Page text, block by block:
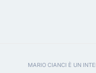
MARIO CIANCI È UN